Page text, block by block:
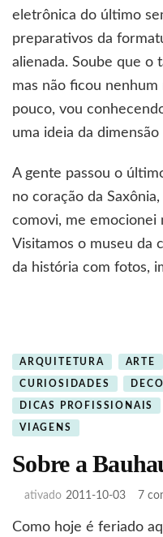
eletrônica do último
preparativos da
alienada. Soube que o
mas não ficou
pouco, vou
uma ideia da
A gente passou o
no coração da
comovi, me emocionei
Visitamos o museu da
da história com fotos,
ARQUITETURA ARTE
CURIOSIDADES
DICAS PROFISSIONAIS
VIAGENS
Sobre a
ativado 2011-10-03 7
Como hoje é feriado